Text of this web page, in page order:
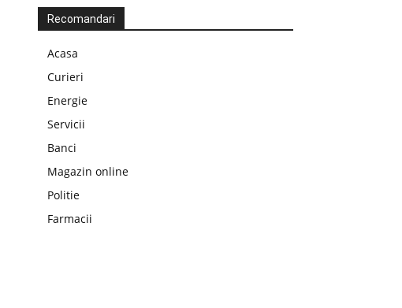
Recomandari
Acasa
Curieri
Energie
Servicii
Banci
Magazin online
Politie
Farmacii